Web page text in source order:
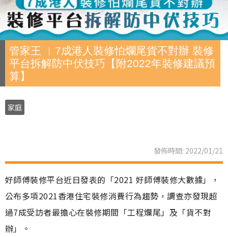
管家王 ︳7成港人裝修怕爛尾貨不對辦 裝修
平台拆解防中伏技巧【附2022年裝修建議預
算】
家庭
發佈時間: 2022/01/21
好師傅裝修平台近日發表的「2021 好師傅裝修大數據」，
公布多項2021香港住宅裝修消費行為趨勢，調查亦發現超
過7成受訪者最擔心在裝修期間「工程爛尾」及「貨不對
辦」。